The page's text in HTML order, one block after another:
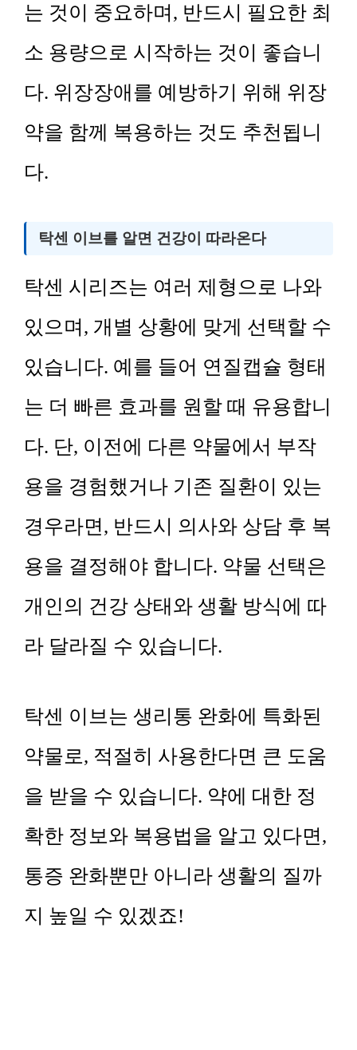
는 것이 중요하며, 반드시 필요한 최
소 용량으로 시작하는 것이 좋습니
다. 위장장애를 예방하기 위해 위장
약을 함께 복용하는 것도 추천됩니
다.
탁센 이브를 알면 건강이 따라온다
탁센 시리즈는 여러 제형으로 나와
있으며, 개별 상황에 맞게 선택할 수
있습니다. 예를 들어 연질캡슐 형태
는 더 빠른 효과를 원할 때 유용합니
다. 단, 이전에 다른 약물에서 부작
용을 경험했거나 기존 질환이 있는
경우라면, 반드시 의사와 상담 후 복
용을 결정해야 합니다. 약물 선택은
개인의 건강 상태와 생활 방식에 따
라 달라질 수 있습니다.
탁센 이브는 생리통 완화에 특화된
약물로, 적절히 사용한다면 큰 도움
을 받을 수 있습니다. 약에 대한 정
확한 정보와 복용법을 알고 있다면,
통증 완화뿐만 아니라 생활의 질까
지 높일 수 있겠죠!